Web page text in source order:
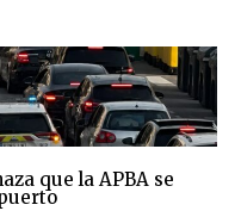
que la APBA se